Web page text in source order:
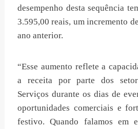
desempenho desta sequência
3.595,00 reais, um incremento
ano anterior.
“Esse aumento reflete a
a receita por parte dos
Serviços durante os dias de
oportunidades comerciais e
festivo. Quando falamos em